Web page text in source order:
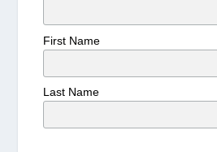
First Name
Last Name